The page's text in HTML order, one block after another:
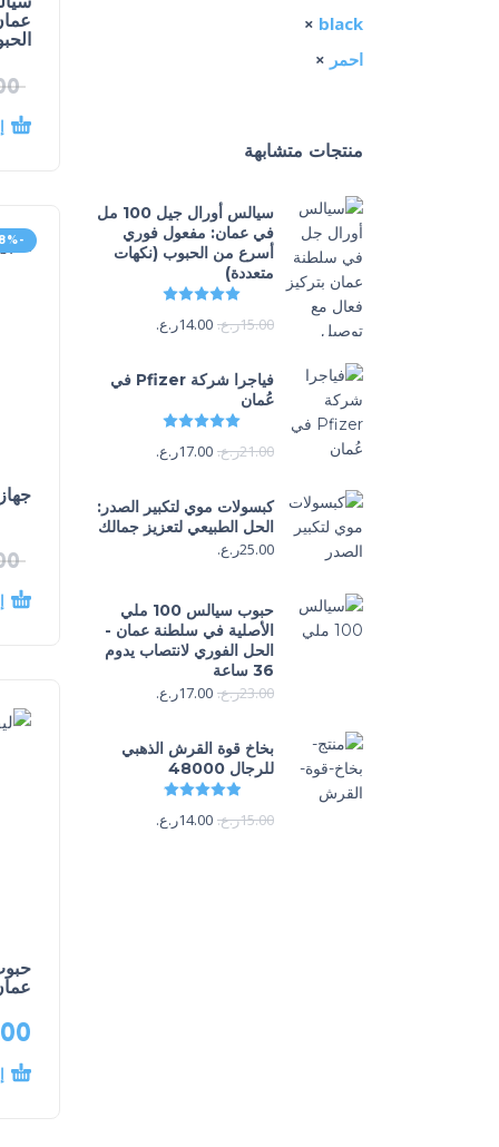
black
احمر
منتجات متشابهة
سيالس أورال جيل 100 مل
في عمان: مفعول فوري
أسرع من الحبوب (نكهات
متعددة)
15.00ر.ع. 14.00ر.ع.
فياجرا شركة Pfizer في
عُمان
21.00ر.ع. 17.00ر.ع.
كبسولات موي لتكبير الصدر:
الحل الطبيعي لتعزيز جمالك
25.00ر.ع.
حبوب سيالس 100 ملي
الأصلية في سلطنة عمان -
الحل الفوري لانتصاب يدوم
36 ساعة
23.00ر.ع. 17.00ر.ع.
بخاخ قوة القرش الذهبي
للرجال 48000
تم التقييم
15.00ر.ع. 14.00ر.ع.
-28%